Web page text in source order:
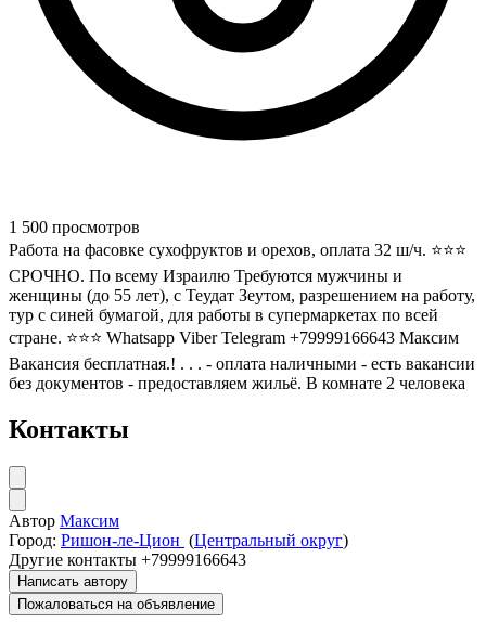
1 500 просмотров
Работа на фасовке сухофруктов и орехов, оплата 32 ш/ч. ⭐⭐⭐
СРОЧНО. По всему Израилю Требуются мужчины и
женщины (до 55 лет), с Теудат Зеутом, разрешением на работу,
тур с синей бумагой, для работы в супермаркетах по всей
стране. ⭐⭐⭐ Whatsapp Viber Telegram +79999166643 Максим
Вакансия бесплатная.! . . . - оплата наличными - есть вакансии
без документов - предоставляем жильё. В комнате 2 человека
Контакты
Автор Максим
Город: Ришон-ле-Цион (Центральный округ)
Другие контакты +79999166643
Написать автору
Пожаловаться на объявление